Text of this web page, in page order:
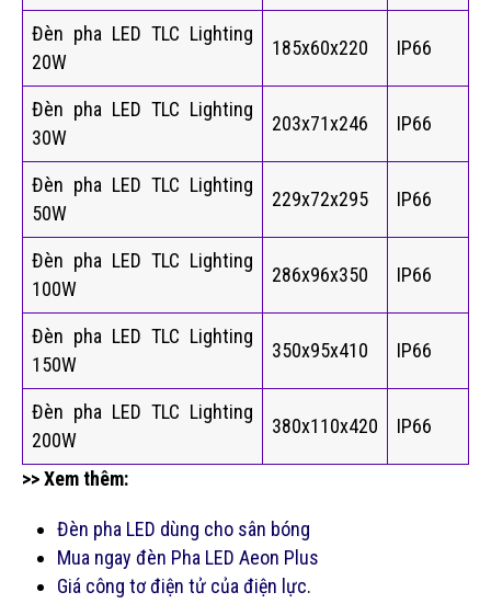
Đèn pha LED TLC Lighting
20W
185x60x220 IP66
Đèn pha LED TLC Lighting
30W
203x71x246 IP66
Đèn pha LED TLC Lighting
50W
229x72x295 IP66
Đèn pha LED TLC Lighting
100W
286x96x350 IP66
Đèn pha LED TLC Lighting
150W
350x95x410 IP66
Đèn pha LED TLC Lighting
200W
380x110x420 IP66
>> Xem thêm:
Đèn pha LED dùng cho sân bóng
Mua ngay đèn Pha LED Aeon Plus
Giá công tơ điện tử của điện lực.